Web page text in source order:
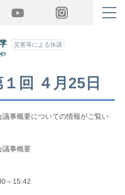
YouTube Instagram
災害等による休講
回 ４月25日
事概要についての情報がご覧い
議事概要
～15:42